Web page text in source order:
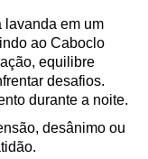
lavanda em um
ao Caboclo
equilibre
desafios.
durante a noite.
desânimo ou